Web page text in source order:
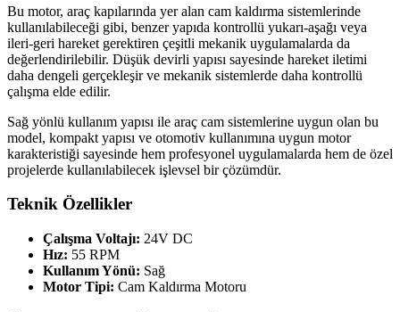
Bu motor, araç kapılarında yer alan cam kaldırma sistemlerinde
kullanılabileceği gibi, benzer yapıda kontrollü yukarı-aşağı veya
ileri-geri hareket gerektiren çeşitli mekanik uygulamalarda da
değerlendirilebilir. Düşük devirli yapısı sayesinde hareket iletimi
daha dengeli gerçekleşir ve mekanik sistemlerde daha kontrollü
çalışma elde edilir.
Sağ yönlü kullanım yapısı ile araç cam sistemlerine uygun olan bu
model, kompakt yapısı ve otomotiv kullanımına uygun motor
karakteristiği sayesinde hem profesyonel uygulamalarda hem de özel
projelerde kullanılabilecek işlevsel bir çözümdür.
Teknik Özellikler
Çalışma Voltajı: 24V DC
Hız: 55 RPM
Kullanım Yönü: Sağ
Motor Tipi: Cam Kaldırma Motoru